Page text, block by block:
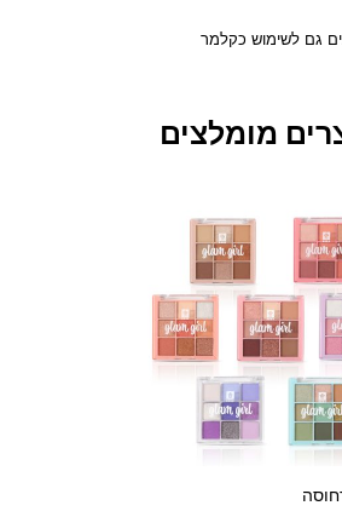
ו
ת
י
ר
י
ק
גם לשימוש כקלמר
מומלצים